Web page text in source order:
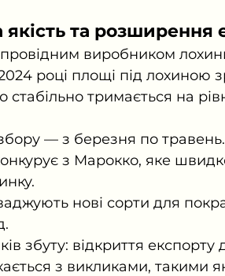
якість та розширення
провідним виробником
році площі під лохиною
тримається на
— з березня по травень.
з Марокко, яке
нові сорти для
збуту: відкриття експорту
з викликами, такими